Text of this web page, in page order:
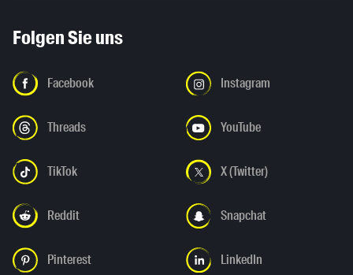
Folgen Sie uns
Facebook Instagram
Threads YouTube
TikTok X (Twitter)
Reddit Snapchat
Pinterest LinkedIn